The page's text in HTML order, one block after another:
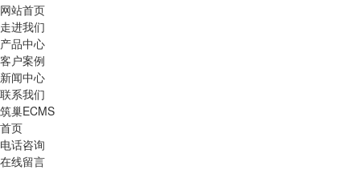
网站首页
走进我们
产品中心
客户案例
新闻中心
联系我们
筑巢ECMS
首页
电话咨询
在线留言